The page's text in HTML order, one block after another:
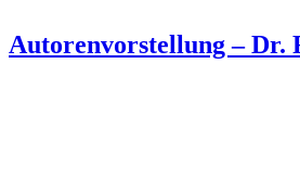
Autorenvorstellung – Dr.